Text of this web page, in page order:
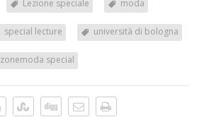
Lezione speciale moda
special lecture università di bologna
zonemoda special